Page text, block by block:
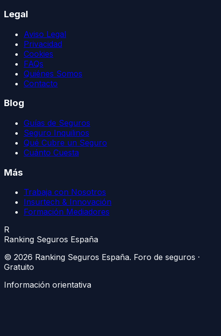
Legal
Aviso Legal
Privacidad
Cookies
FAQs
Quiénes Somos
Contacto
Blog
Guías de Seguros
Seguro Inquilinos
Qué Cubre un Seguro
Cuánto Cuesta
Más
Trabaja con Nosotros
Insurtech & Innovación
Formación Mediadores
R
Ranking Seguros España
© 2026 Ranking Seguros España. Foro de seguros ·
Gratuito
Información orientativa